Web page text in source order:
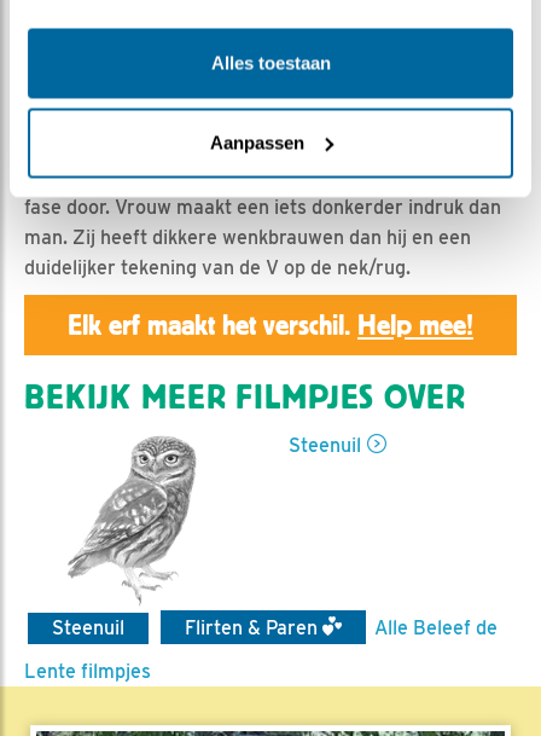
Alles toestaan
Aanpassen
Contacten maken
Geert | Geplaatst op 29 februari 2024, 7:00 |
Vind ik
Bewaar dit filmpje|
395x
Man en vrouw steenuil maken (weer) een verkennende
fase door. Vrouw maakt een iets donkerder indruk dan
man. Zij heeft dikkere wenkbrauwen dan hij en een
duidelijker tekening van de V op de nek/rug.
Elk erf maakt het verschil. Help mee!
BEKIJK MEER FILMPJES OVER
Steenuil
Steenuil Flirten & Paren
Alle Beleef de
Lente filmpjes